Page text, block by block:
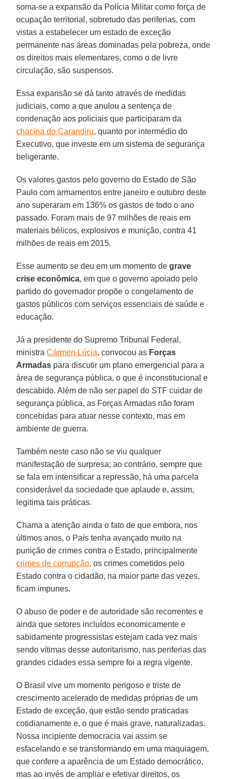
soma-se a expansão da Polícia Militar como força de
ocupação territorial, sobretudo das periferias, com
vistas a estabelecer um estado de exceção
permanente nas áreas dominadas pela pobreza, onde
os direitos mais elementares, como o de livre
circulação, são suspensos.
Essa expansão se dá tanto através de medidas
judiciais, como a que anulou a sentença de
condenação aos policiais que participaram da
chacina do Carandiru, quanto por intermédio do
Executivo, que investe em um sistema de segurança
beligerante.
Os valores gastos pelo governo do Estado de São
Paulo com armamentos entre janeiro e outubro deste
ano superaram em 136% os gastos de todo o ano
passado. Foram mais de 97 milhões de reais em
materiais bélicos, explosivos e munição, contra 41
milhões de reais em 2015.
Esse aumento se deu em um momento degrave
crise econômica, em que o governo apoiado pelo
partido do governador propõe o congelamento de
gastos públicos com serviços essenciais de saúde e
educação.
Já a presidente do Supremo Tribunal Federal,
ministraCármen Lúcia, convocou as Forças
Armadas para discutir um plano emergencial para a
área de segurança pública, o que é inconstitucional e
descabido. Além de não ser papel do STF cuidar de
segurança pública, as Forças Armadas não foram
concebidas para atuar nesse contexto, mas em
ambiente de guerra.
Também neste caso não se viu qualquer
manifestação de surpresa; ao contrário, sempre que
se fala em intensificar a repressão, há uma parcela
considerável da sociedade que aplaude e, assim,
legitima tais práticas.
Chama a atenção ainda o fato de que embora, nos
últimos anos, o País tenha avançado muito na
punição de crimes contra o Estado, principalmente
crimes de corrupção, os crimes cometidos pelo
Estado contra o cidadão, na maior parte das vezes,
ficam impunes.
O abuso de poder e de autoridade são recorrentes e
ainda que setores incluídos economicamente e
sabidamente progressistas estejam cada vez mais
sendo vítimas desse autoritarismo, nas periferias das
grandes cidades essa sempre foi a regra vigente.
O Brasil vive um momento perigoso e triste de
crescimento acelerado de medidas próprias de um
Estado de exceção, que estão sendo praticadas
cotidianamente e, o que é mais grave, naturalizadas.
Nossa incipiente democracia vai assim se
esfacelando e se transformando em uma maquiagem,
que confere a aparência de um Estado democrático,
mas ao invés de ampliar e efetivar direitos, os